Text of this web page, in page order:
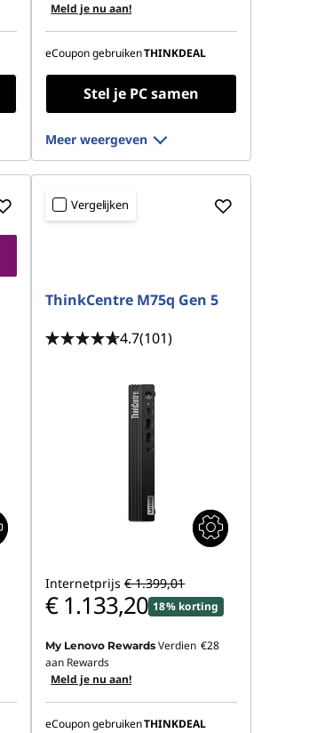
Meld je nu aan!
eCoupon gebruikenTHINKDEAL
Stel je PC samen
Meer weergeven
Vergelijken
ThinkCentre M75q Gen 5
4.7(101)
Internetprijs € 1.399,01
€ 1.133,20 18% korting
My Lenovo Rewards Verdien €28
aan Rewards
Meld je nu aan!
eCoupon gebruikenTHINKDEAL